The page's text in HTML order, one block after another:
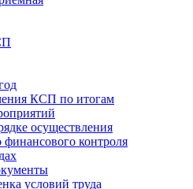
КСП по итогам
осуществления
контроля
условий труда